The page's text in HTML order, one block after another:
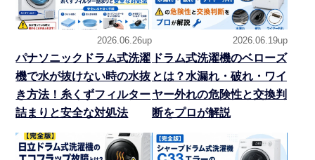
2026.06.26up
パナソニックドラム式洗濯
機で水が抜けない時の水抜
き方法！糸くずフィルター
詰まりと安全な対処法
2026.06.19up
ドラム式洗濯機のベローズ
とは？水漏れ・破れ・ワイ
ヤー外れの危険性と交換判
断をプロが解説